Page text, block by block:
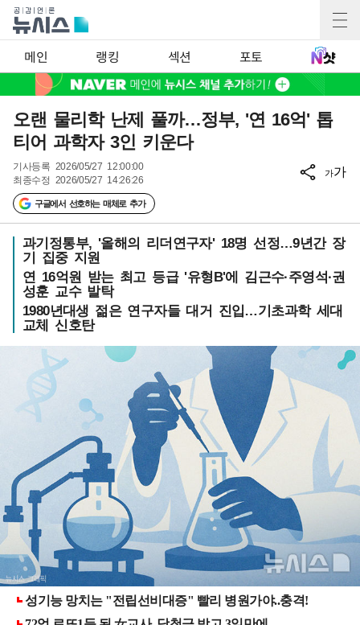
메인 랭킹 섹션 포토
오랜 물리학 난제 풀까…정부, '연 16억' 톱
티어 과학자 3인 키운다
기사등록 2026/05/27 12:00:00
최종수정 2026/05/27 14:26:26
구글에서 선호하는 매체로 추가
가가
과기정통부, '올해의 리더연구자' 18명 선정…9년간 장
기 집중 지원
연 16억원 받는 최고 등급 '유형B'에 김근수·주영석·권
성훈 교수 발탁
1980년대생 젊은 연구자들 대거 진입…기초과학 세대
교체 신호탄